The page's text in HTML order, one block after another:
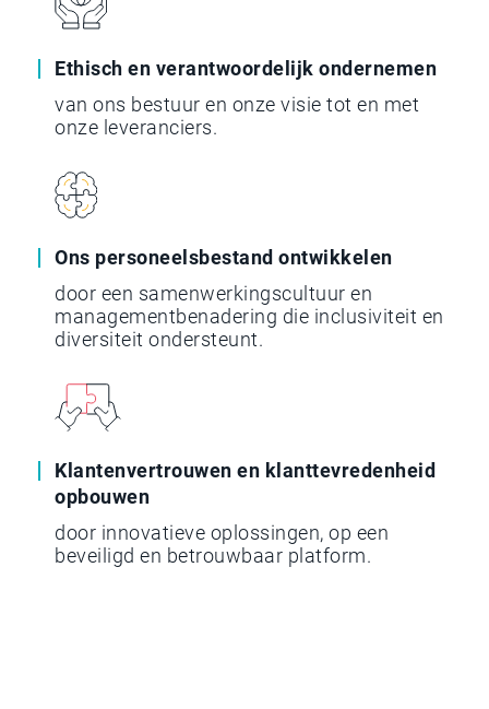
Ethisch en verantwoordelijk ondernemen
van ons bestuur en onze visie tot en met
onze leveranciers.
Ons personeelsbestand ontwikkelen
door een samenwerkingscultuur en
managementbenadering die inclusiviteit en
diversiteit ondersteunt.
Klantenvertrouwen en klanttevredenheid
opbouwen
door innovatieve oplossingen, op een
beveiligd en betrouwbaar platform.